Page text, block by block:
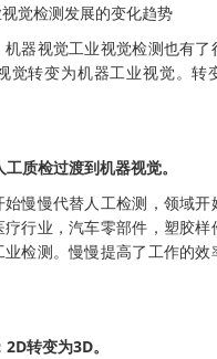
觉检测发展的变化趋势
视觉工业视觉检测也有了
觉转变为机器工业视觉。转
质检过渡到机器视觉。
慢慢代替人工检测，领域开
行业，汽车零部件，塑胶样
检测。慢慢提高了工作的效
转变为3D。